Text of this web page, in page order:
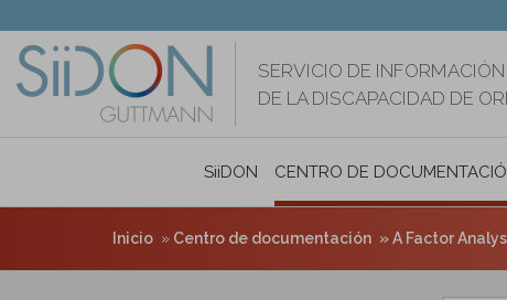
contenido
principal
SERVICIO DE INFORMACIÓN
DE LA DISCAPACIDAD DE
SiiDON CENTRO DE
Inicio Centro de documentación A Factor Analysis